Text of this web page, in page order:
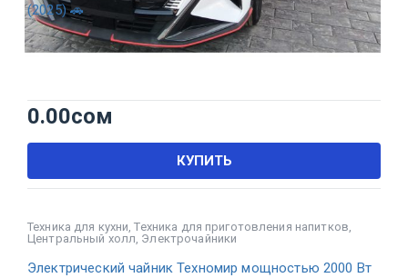
(2025) 🚗
0.00сом
КУПИТЬ
Техника для кухни ,Техника для приготовления напитков
Центральный холл Электрочайники
Электрический чайник Техномир мощностью 2000 Вт